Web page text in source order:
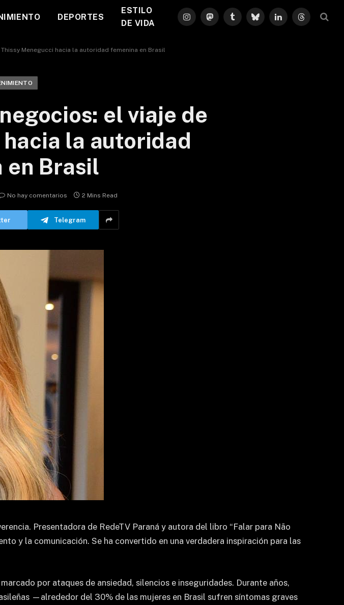
DEPORTES
ESTILO
DE VIDA
InstagramMastodonTumblrBlueskyLinkedInThreads
Menegucci hacia la autoridad femenina en Brasil
el viaje de
la autoridad
en Brasil
No hay comentarios 2 Mins Read
Telegram
Presentadora de RedeTV Paraná y autora del libro “Falar para Não
y la comunicación. Se ha convertido en una verdadera inspiración para las
por ataques de ansiedad, silencios e inseguridades. Durante años,
—alrededor del 30% de las mujeres en Brasil sufren síntomas graves